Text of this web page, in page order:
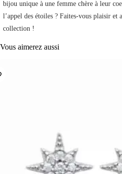
bijou unique à une femme chère à leur
l’appel des étoiles ? Faites-vous plaisir et
collection !
Vous aimerez aussi